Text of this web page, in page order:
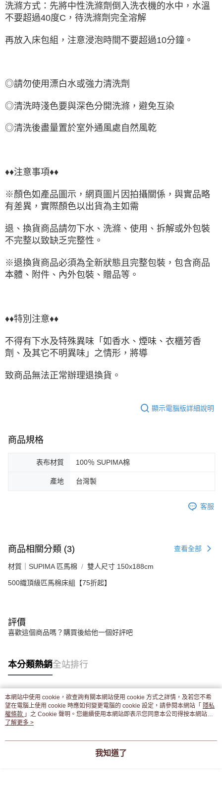
洗滌方式：先將中性洗滌劑倒入洗衣機的水中，水溫
不要超過40度C，待洗滌劑完全溶解
再放入床包組，注意浸泡時間不要超過10分鐘。
◎請勿使用漂白水或強力清洗劑
◎清洗時淺色要與深色分開洗滌，避免互染
◎清洗後盡量置於室外通風處自然風乾
♦♦注意事項♦♦
※顏色如產品圖示，網頁圖片因拍攝關係，與實品略
有差異，實際顏色以出貨為主如需
退、換貨商品請勿下水、洗滌、使用、拆解或外包裝
不完整以致缺乏完整性。
※退換貨商品必須為全新狀態且完整包裝，包含商品
本體、附件、內外包裝、贈品等。
♦♦特別注意♦♦
不得有下水及特殊異味「如香水、煙味、衣櫃芳香
劑、及其它不明異味」之情形，將導
致商品無法正常辦理退換貨。
顯示電腦版詳細說明
商品規格
表布材質 100％ SUPIMA棉
產地 台灣製
客服
商品相關分類 (3) 查看全部
材質｜SUPIMA 匹馬棉 雙人尺寸 150x188cm
500織頂級匹馬棉床組【75折起】
評價
喜歡這個商品嗎？購買後給他一個好評吧
本分類熱銷全站排行
熱門標籤
本網站中使用 cookie，欲查詢有關本網站使用 cookie 方式之詳情，及若您不希
望在電腦上使用 cookie 時應如何變更電腦的 cookie 設定，請參閱本網站「 隱私
權條款 」之 Cookie 聲明。您繼續使用本網站即表示您同意本公司得按本網站使
用條款之 Cookie 聲明使用 cookie。
了解更多 >
我知道了